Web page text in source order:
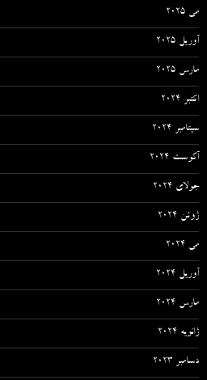
می 2025
آوریل 2025
مارس 2025
اکتبر 2024
سپتامبر 2024
آگوست 2024
جولای 2024
ژوئن 2024
می 2024
آوریل 2024
مارس 2024
ژانویه 2024
دسامبر 2023